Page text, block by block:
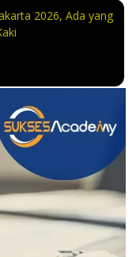
2026, Ada yang